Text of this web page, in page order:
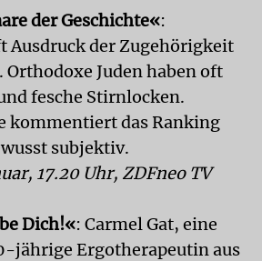
der Geschichte«:
Ausdruck der Zugehörigkeit
Orthodoxe Juden haben oft
fesche Stirnlocken.
kommentiert das Ranking
subjektiv.
17.20 Uhr, ZDFneo TV
Dich!«: Carmel Gat, eine
jährige Ergotherapeutin aus